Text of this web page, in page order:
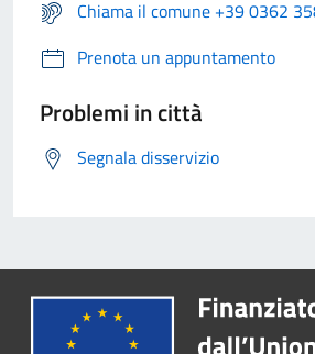
Chiama il comune +39 0362
Prenota un appuntamento
Problemi in città
Segnala disservizio